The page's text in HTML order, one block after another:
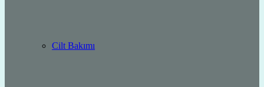
Cilt Bakımı